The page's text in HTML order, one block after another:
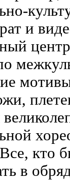
и
кто
в